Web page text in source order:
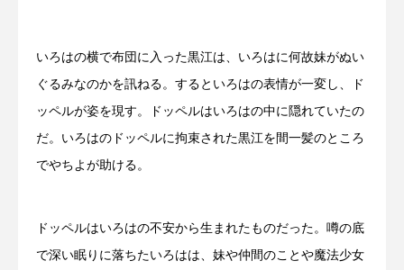
いろはの横で布団に入った黒江は、いろはに何故妹がぬい
ぐるみなのかを訊ねる。するといろはの表情が一変し、ド
ッペルが姿を現す。ドッペルはいろはの中に隠れていたの
だ。いろはのドッペルに拘束された黒江を間一髪のところ
でやちよが助ける。
ドッペルはいろはの不安から生まれたものだった。噂の底
で深い眠りに落ちたいろはは、妹や仲間のことや魔法少女